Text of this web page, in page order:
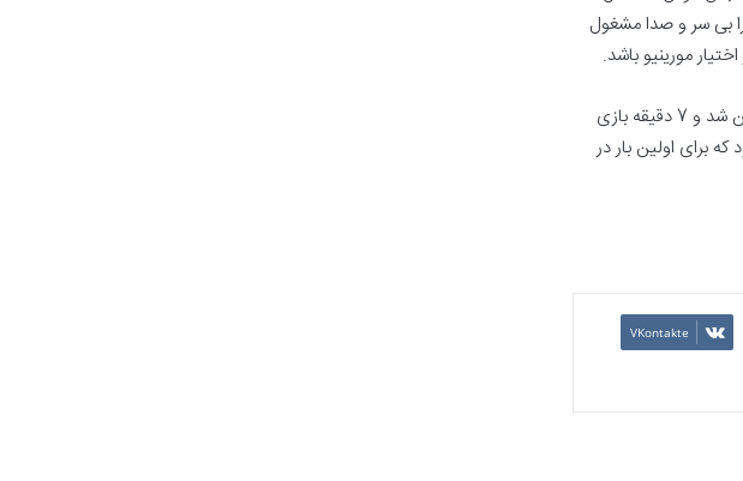
بی سر و ‏صدا مشغول
مورینیو باشد.
سردار که دو بازی اول فصل را به دلیل همین ناآمادگی بدنی از دست داده بود در بازی ‏سوم مقابل امپولی وارد زمین شد و 7 دقیقه بازی
برای ‏اولین بار در
VKontakte